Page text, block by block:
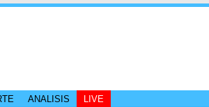
ANALISIS LIVE